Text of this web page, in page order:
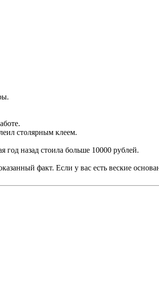
столярным клеем.
год назад стоила больше 10000 рублей.
факт. Если у вас есть веские